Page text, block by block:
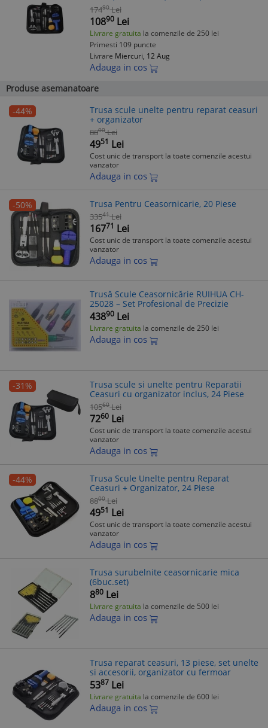
Desfacut Ceas, Extractor Telescoape, Zale,
Penseta, Menghina
17490 Lei
10890 Lei
Livrare gratuita la comenzile de 250 lei
Primesti 109 puncte
Livrare Miercuri, 12 Aug
Adauga in cos
Produse asemanatoare
-44%
Trusa scule unelte pentru reparat ceasuri
+ organizator
8800 Lei
4951 Lei
Cost unic de transport la toate comenzile acestui
vanzator
Adauga in cos
-50% Trusa Pentru Ceasornicarie, 20 Piese
33541 Lei
16771 Lei
Cost unic de transport la toate comenzile acestui
vanzator
Adauga in cos
Trusă Scule Ceasornicărie RUIHUA CH-
25028 – Set Profesional de Precizie
43890 Lei
Livrare gratuita la comenzile de 250 lei
Adauga in cos
-31%
Trusa scule si unelte pentru Reparatii
Ceasuri cu organizator inclus, 24 Piese
10560 Lei
7260 Lei
Cost unic de transport la toate comenzile acestui
vanzator
Adauga in cos
-44%
Trusa Scule Unelte pentru Reparat
Ceasuri + Organizator, 24 Piese
8800 Lei
4951 Lei
Cost unic de transport la toate comenzile acestui
vanzator
Adauga in cos
Trusa surubelnite ceasornicarie mica
(6buc.set)
880 Lei
Livrare gratuita la comenzile de 500 lei
Adauga in cos
Trusa reparat ceasuri, 13 piese, set unelte
si accesorii, organizator cu fermoar
5387 Lei
Livrare gratuita la comenzile de 600 lei
Adauga in cos